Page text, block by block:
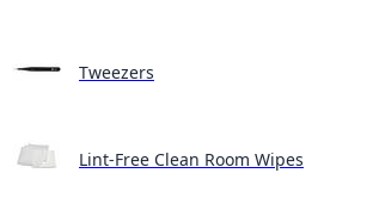
Tweezers
Lint-Free Clean Room Wipes